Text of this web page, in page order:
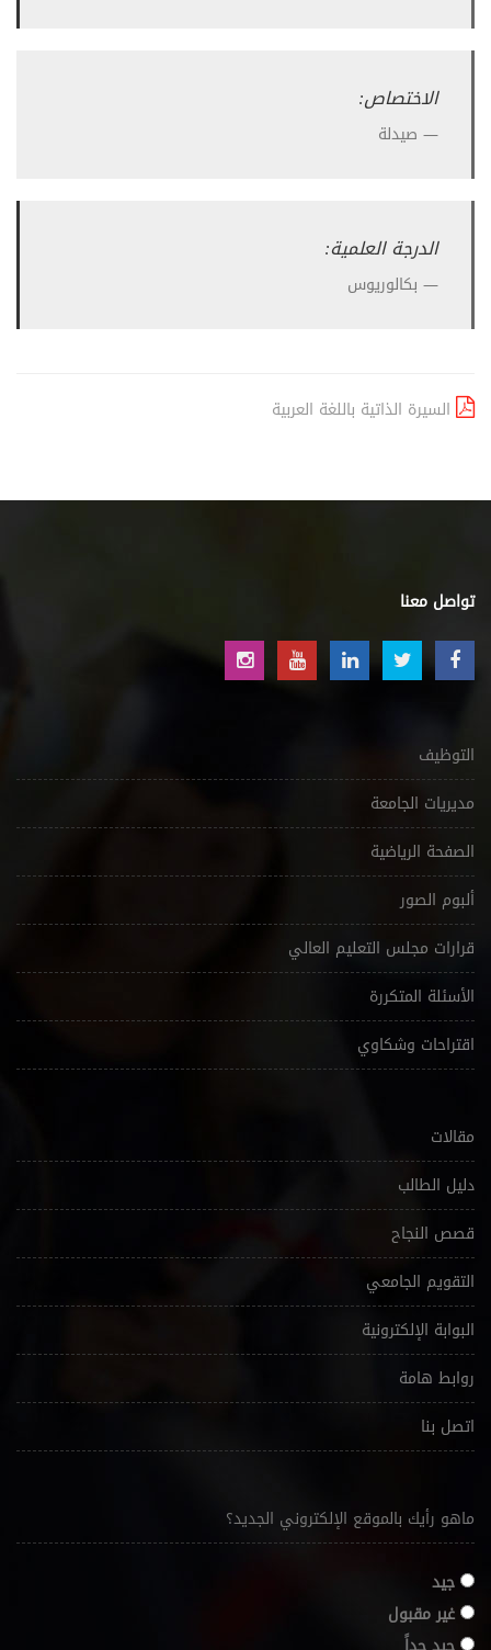
الاختصاص:
صيدلة
الدرجة العلمية:
بكالوريوس
السيرة الذاتية باللغة العربية
تواصل معنا
التوظيف
مديريات الجامعة
الصفحة الرياضية
ألبوم الصور
قرارات مجلس التعليم العالي
الأسئلة المتكررة
اقتراحات وشكاوي
مقالات
دليل الطالب
قصص النجاح
التقويم الجامعي
البوابة الإلكترونية
روابط هامة
اتصل بنا
ماهو رأيك بالموقع الإلكتروني الجديد؟
جيد
غير مقبول